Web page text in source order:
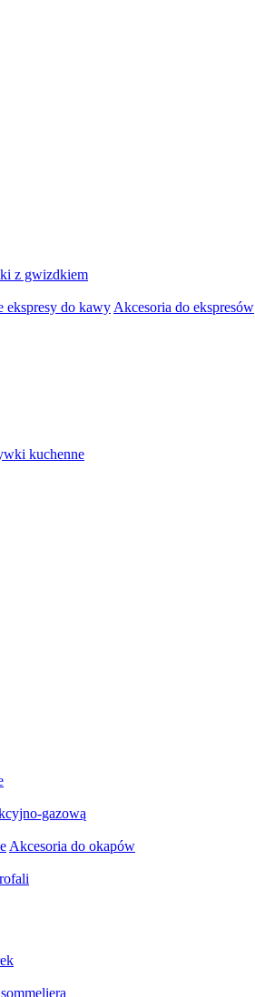
z gwizdkiem
ekspresy do kawy Akcesoria do ekspresów
kuchenne
gazową
Akcesoria do okapów